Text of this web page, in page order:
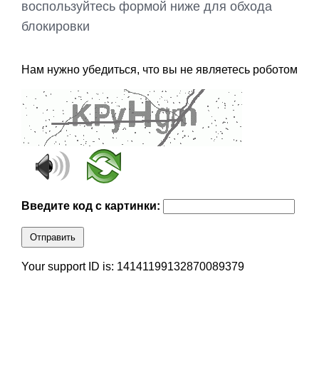
воспользуйтесь формой ниже для обхода
блокировки
Нам нужно убедиться, что вы не являетесь роботом
Введите код с картинки:
Отправить
Your support ID is: 14141199132870089379